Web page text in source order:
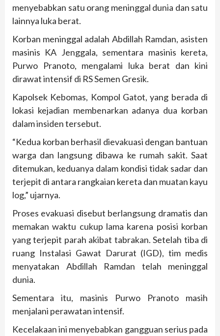
menyebabkan satu orang meninggal dunia dan satu
lainnya luka berat.
Korban meninggal adalah Abdillah Ramdan, asisten
masinis KA Jenggala, sementara masinis kereta,
Purwo Pranoto, mengalami luka berat dan kini
dirawat intensif di RS Semen Gresik.
Kapolsek Kebomas, Kompol Gatot, yang berada di
lokasi kejadian membenarkan adanya dua korban
dalam insiden tersebut.
“Kedua korban berhasil dievakuasi dengan bantuan
warga dan langsung dibawa ke rumah sakit. Saat
ditemukan, keduanya dalam kondisi tidak sadar dan
terjepit di antara rangkaian kereta dan muatan kayu
log,” ujarnya.
Proses evakuasi disebut berlangsung dramatis dan
memakan waktu cukup lama karena posisi korban
yang terjepit parah akibat tabrakan. Setelah tiba di
ruang Instalasi Gawat Darurat (IGD), tim medis
menyatakan Abdillah Ramdan telah meninggal
dunia.
Sementara itu, masinis Purwo Pranoto masih
menjalani perawatan intensif.
Kecelakaan ini menyebabkan gangguan serius pada